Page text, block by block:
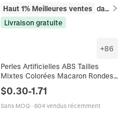
Haut 1% Meilleures ventes
dans Ensembles de bijoux
Livraison gratuite
+86
Perles Artificielles ABS Tailles
Mixtes Colorées Macaron Rondes
Perles en Vrac Avec Trou pour
Création de Bijoux DIY Bracelet
Collier Accessoire d'Artisanat
$0.30-1.71
Sans MOQ · 604 vendus récemment